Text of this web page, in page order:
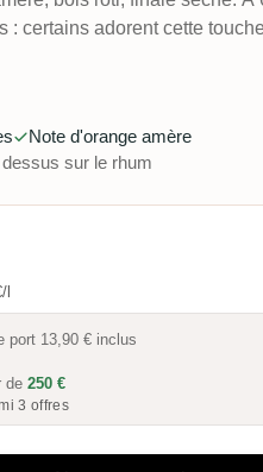
: certains adorent cette
Note d'orange amère
sur le rhum
l
port 13,90 € inclus
de 250 €
3 offres